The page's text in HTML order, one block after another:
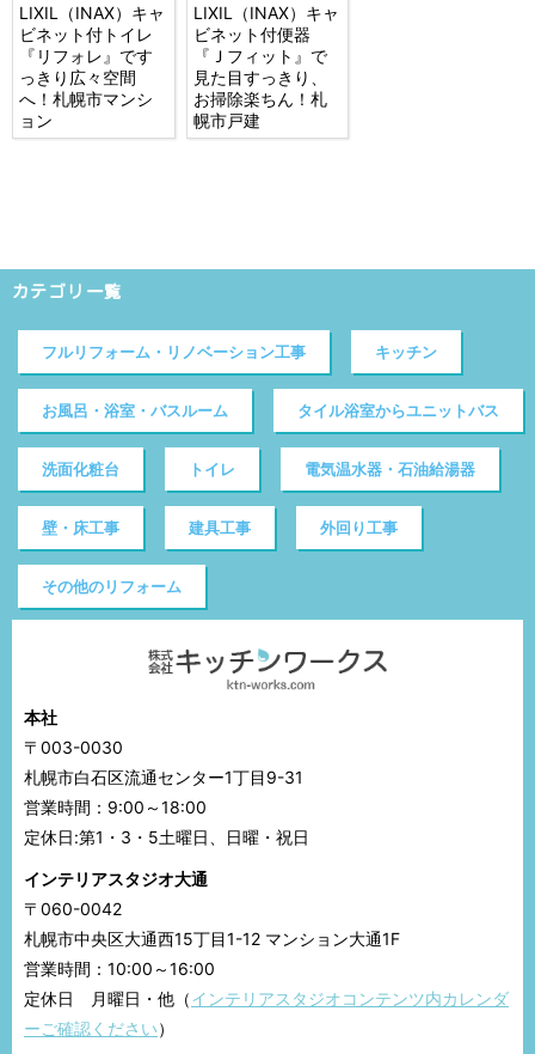
LIXIL（INAX）キャ
ビネット付トイレ
『リフォレ』です
っきり広々空間
へ！札幌市マンシ
ョン
LIXIL（INAX）キャ
ビネット付便器
『Ｊフィット』で
見た目すっきり、
お掃除楽ちん！札
幌市戸建
カテゴリ一覧
フルリフォーム・リノベーション工事 キッチン
お風呂・浴室・バスルーム タイル浴室からユニットバス
洗面化粧台 トイレ 電気温水器・石油給湯器
壁・床工事 建具工事 外回り工事
その他のリフォーム
本社
〒003-0030
札幌市白石区流通センター1丁目9-31
営業時間：9:00～18:00
定休日:第1・3・5土曜日、日曜・祝日
インテリアスタジオ大通
〒060-0042
札幌市中央区大通西15丁目1-12 マンション大通1F
営業時間：10:00～16:00
定休日 月曜日・他（インテリアスタジオコンテンツ内カレンダ
ーご確認ください）